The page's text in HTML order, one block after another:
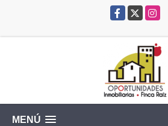
Facebook
X
MENÚ